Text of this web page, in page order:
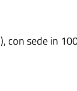
sede in